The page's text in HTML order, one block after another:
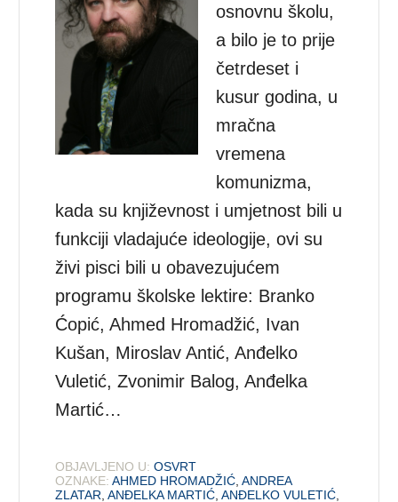
osnovnu školu,
a bilo je to prije
četrdeset i
kusur godina, u
mračna
vremena
komunizma,
kada su književnost i umjetnost bili u
funkciji vladajuće ideologije, ovi su
živi pisci bili u obavezujućem
programu školske lektire: Branko
Ćopić, Ahmed Hromadžić, Ivan
Kušan, Miroslav Antić, Anđelko
Vuletić, Zvonimir Balog, Anđelka
Martić…
OBJAVLJENO U: OSVRT
OZNAKE: AHMED HROMADŽIĆ ,ANDREA
ZLATAR ,ANĐELKA MARTIĆ ,ANĐELKO VULETIĆ